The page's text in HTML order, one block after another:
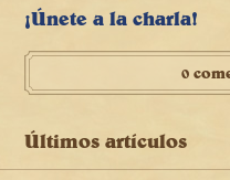
¡Únete a la charla!
0
Últimos artículos